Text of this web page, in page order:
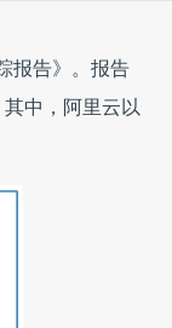
报告》。报告
中，阿里云以